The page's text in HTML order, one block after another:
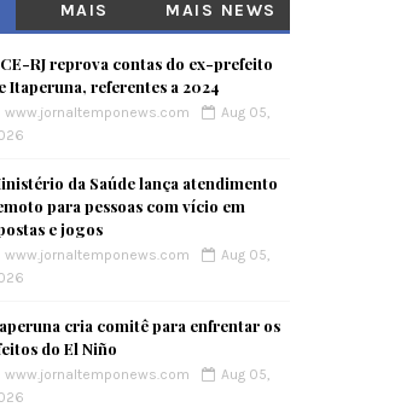
MAIS
MAIS NEWS
RJ reprova contas do ex-prefeito
Itaperuna, referentes a 2024
www.jornaltemponews.com
Aug 05,
da Saúde lança atendimento
para pessoas com vício em
e jogos
www.jornaltemponews.com
Aug 05,
cria comitê para enfrentar os
do El Niño
www.jornaltemponews.com
Aug 05,